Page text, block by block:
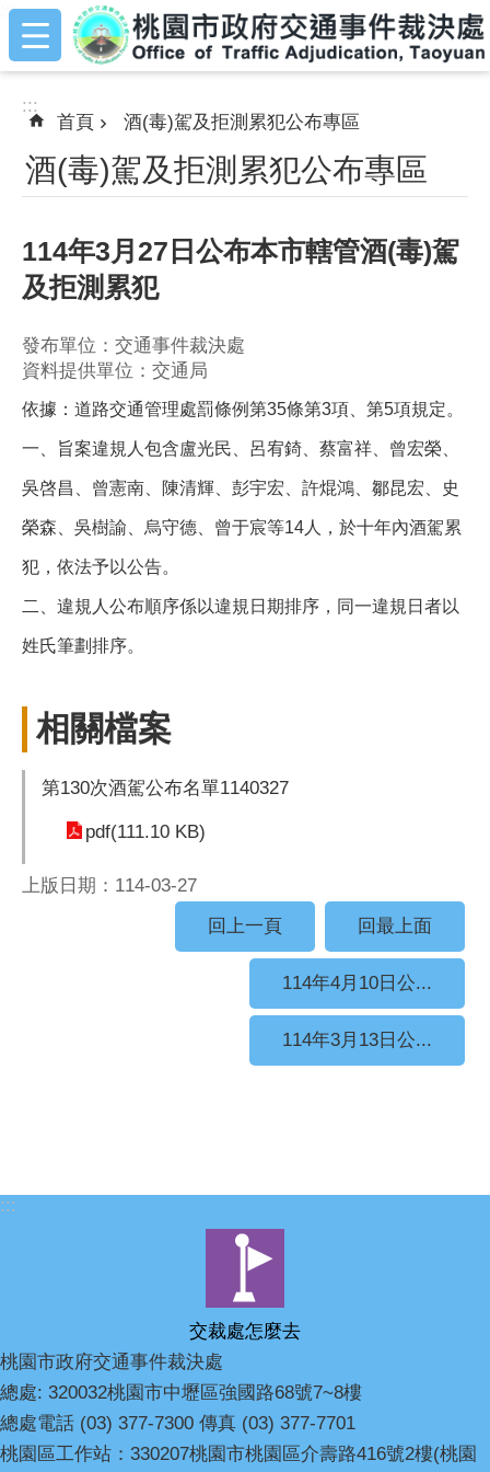
跳到主要內容區塊
:::
:::
首頁 酒(毒)駕及拒測累犯公布專區
酒(毒)駕及拒測累犯公布專區
114年3月27日公布本市轄管酒(毒)駕
及拒測累犯
發布單位：交通事件裁決處
資料提供單位：交通局
依據：道路交通管理處罰條例第35條第3項、第5項規定。
一、旨案違規人包含盧光民、呂宥錡、蔡富祥、曾宏榮、
吳啓昌、曾憲南、陳清輝、彭宇宏、許焜鴻、鄒昆宏、史
榮森、吳樹諭、烏守德、曾于宸等14人，於十年內酒駕累
犯，依法予以公告。
二、違規人公布順序係以違規日期排序，同一違規日者以
姓氏筆劃排序。
相關檔案
第130次酒駕公布名單1140327
pdf(111.10 KB)
上版日期：114-03-27
回上一頁
回最上面
114年4月10日公...
114年3月13日公...
:::
交裁處怎麼去
桃園市政府交通事件裁決處
總處: 320032桃園市中壢區強國路68號7~8樓
總處電話 (03) 377-7300 傳真 (03) 377-7701
桃園區工作站：330207桃園市桃園區介壽路416號2樓(桃園